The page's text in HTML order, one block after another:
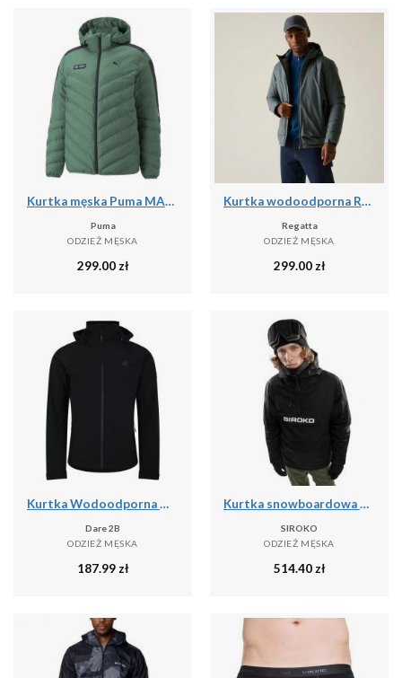
Kurtka męska Puma MAPF1 MT7 ECOLITE DOWN
Puma
ODZIEŻ MĘSKA
299.00 zł
Kurtka wodoodporna Regatta Winsar
Regatta
ODZIEŻ MĘSKA
299.00 zł
Kurtka Wodoodporna Męska Switch Out II
Dare 2B
ODZIEŻ MĘSKA
187.99 zł
Kurtka snowboardowa męska W6 Bruson
SIROKO
ODZIEŻ MĘSKA
514.40 zł